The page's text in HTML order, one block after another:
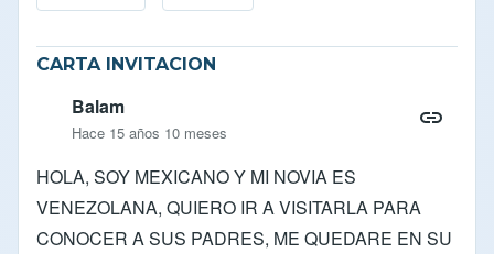
CARTA INVITACION
Balam
Hace 15 años 10 meses
HOLA, SOY MEXICANO Y MI NOVIA ES
VENEZOLANA, QUIERO IR A VISITARLA PARA
CONOCER A SUS PADRES, ME QUEDARE EN SU